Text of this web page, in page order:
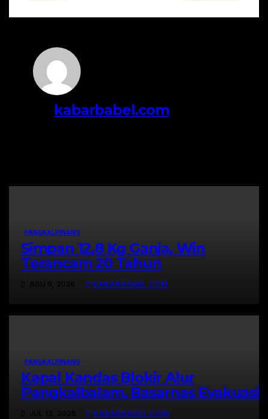
kabarbabel.com
PANGKALPINANG
Simpan 12,8 Kg Ganja, Win
Terancam 20 Tahun
KABARBABEL.COM
PANGKALPINANG
Kapal Kandas Blokir Alur
Pangkalbalam, Basarnas Evakuasi
Ratusan Penumpang
KABARBABEL.COM